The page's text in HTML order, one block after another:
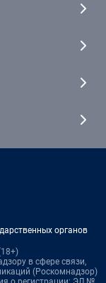
органов
в сфере связи,
(Роскомнадзор)